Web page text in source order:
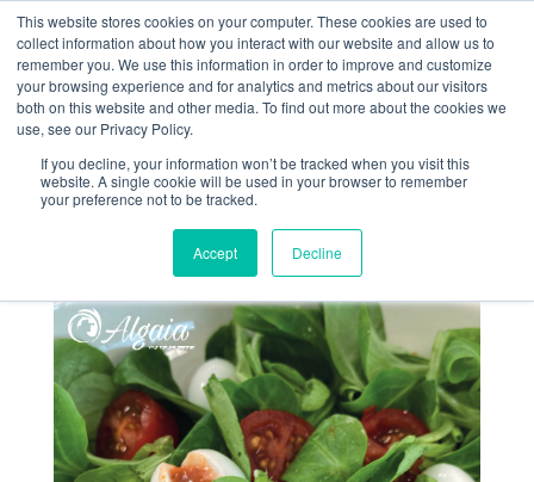
This website stores cookies on your computer. These cookies are used to
collect information about how you interact with our website and allow us to
remember you. We use this information in order to improve and customize
your browsing experience and for analytics and metrics about our visitors
both on this website and other media. To find out more about the cookies we
use, see our Privacy Policy.
If you decline, your information won’t be tracked when you visit this
website. A single cookie will be used in your browser to remember
your preference not to be tracked.
Accept Decline
RECETTE DU MOIS –
BURRATA VÉGÉTALE